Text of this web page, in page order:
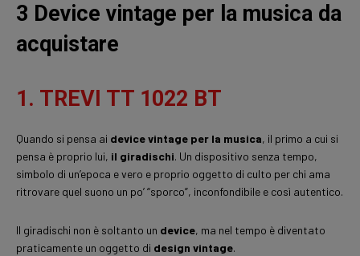
3 Device vintage per la musica da
acquistare
1. TREVI TT 1022 BT
Quando si pensa ai device vintage per la musica, il primo a cui si
pensa è proprio lui, il giradischi. Un dispositivo senza tempo,
simbolo di un’epoca e vero e proprio oggetto di culto per chi ama
ritrovare quel suono un po’ “sporco”, inconfondibile e così autentico.
Il giradischi non è soltanto un device, ma nel tempo è diventato
praticamente un oggetto di design vintage.